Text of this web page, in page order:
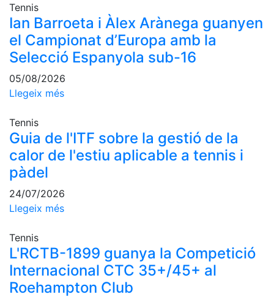
d'Activitats
Socials
Jocs de taula
Penyes del
Wellness
Servei de
fisiosalut
Entrenaments
personals
Activitats
dirigides
Normativa
Restaurants
Tennis
Ian Barroeta i Àlex Arànega guanyen
el Campionat d’Europa amb la
Selecció Espanyola sub-16
05/08/2026
Llegeix més
Tennis
Guia de l'ITF sobre la gestió de la
calor de l'estiu aplicable a tennis i
pàdel
24/07/2026
Llegeix més
Tennis
L'RCTB-1899 guanya la Competició
Internacional CTC 35+/45+ al
Roehampton Club